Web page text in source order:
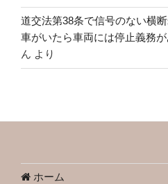
道交法第38条で信号のない横
車がいたら車両には停止義務
ん より
ホーム